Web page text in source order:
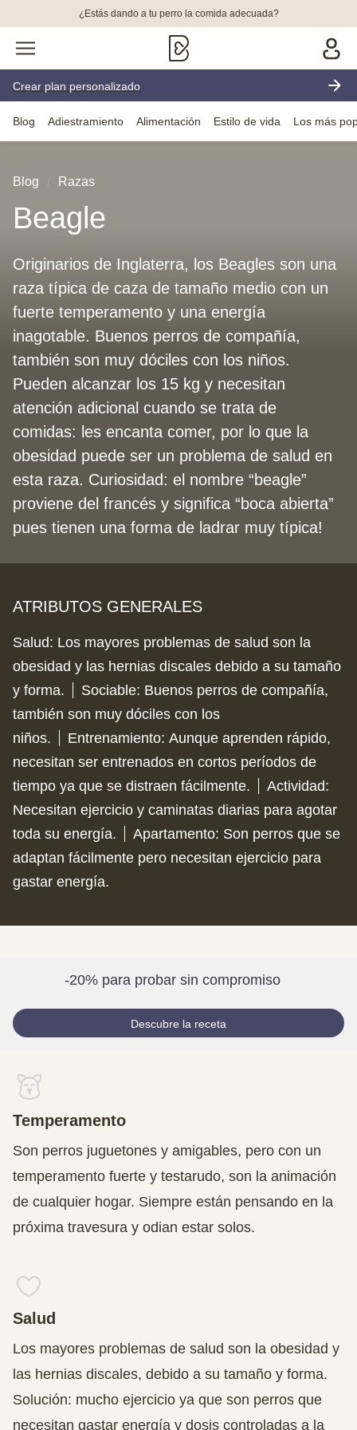
¿Estás dando a tu perro la comida adecuada?
Crear plan personalizado
Blog Adiestramiento Alimentación Estilo de vida Los más
Blog Razas
Beagle
Originarios de Inglaterra, los Beagles son una
raza típica de caza de tamaño medio con un
fuerte temperamento y una energía
inagotable. Buenos perros de compañía,
también son muy dóciles con los niños.
Pueden alcanzar los 15 kg y necesitan
atención adicional cuando se trata de
comidas: les encanta comer, por lo que la
obesidad puede ser un problema de salud en
esta raza. Curiosidad: el nombre “beagle”
proviene del francés y significa “boca abierta”
pues tienen una forma de ladrar muy típica!
ATRIBUTOS GENERALES
Salud: Los mayores problemas de salud son la
obesidad y las hernias discales debido a su tamaño
y forma.
Sociable: Buenos perros de compañía,
también son muy dóciles con los
niños.
Entrenamiento: Aunque aprenden rápido,
necesitan ser entrenados en cortos períodos de
tiempo ya que se distraen fácilmente.
Actividad:
Necesitan ejercicio y caminatas diarias para agotar
toda su energía.
Apartamento: Son perros que se
adaptan fácilmente pero necesitan ejercicio para
gastar energía.
-20% para probar sin compromiso
Descubre la receta
Temperamento
Son perros juguetones y amigables, pero con un
temperamento fuerte y testarudo, son la animación
de cualquier hogar. Siempre están pensando en la
próxima travesura y odian estar solos.
Salud
Los mayores problemas de salud son la obesidad y
las hernias discales, debido a su tamaño y forma.
Solución: mucho ejercicio ya que son perros que
necesitan gastar energía y dosis controladas a la